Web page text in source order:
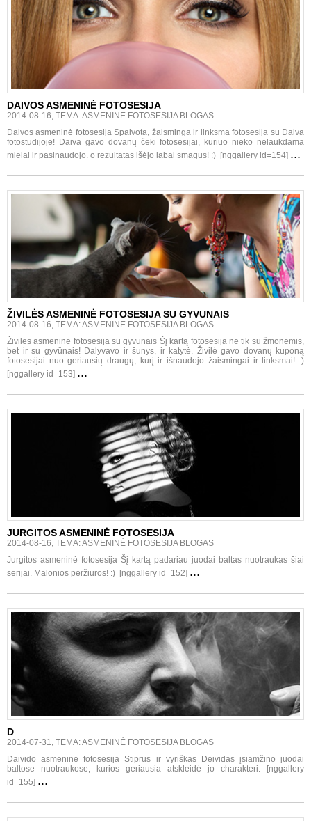
DAIVOS ASMENINĖ FOTOSESIJA
2014-08-16, TEMA: ASMENINĖ FOTOSESIJA BLOGAS
Daivos asmeninė fotosesija Spalvota, žaisminga ir linksma fotosesija su Daiva
fotostudijoje! Daiva gavo dovanų čeki fotosesijai, kuriuo nieko nelaukdama
mielai ir pasinaudojo. o rezultatas išėjo labai smagus! :) [nggallery id=154] ...
ŽIVILĖS ASMENINĖ FOTOSESIJA SU GYVUNAIS
2014-08-16, TEMA: ASMENINĖ FOTOSESIJA BLOGAS
Živilės asmeninė fotosesija su gyvunais Šį kartą fotosesija ne tik su žmonėmis,
bet ir su gyvūnais! Dalyvavo ir šunys, ir katytė. Živilė gavo dovanų kuponą
fotosesijai nuo geriausių draugų, kurį ir išnaudojo žaismingai ir linksmai! :)
[nggallery id=153] ...
JURGITOS ASMENINĖ FOTOSESIJA
2014-08-16, TEMA: ASMENINĖ FOTOSESIJA BLOGAS
Jurgitos asmeninė fotosesija Šį kartą padariau juodai baltas nuotraukas šiai
serijai. Malonios peržiūros! :) [nggallery id=152] ...
D
2014-07-31, TEMA: ASMENINĖ FOTOSESIJA BLOGAS
Daivido asmeninė fotosesija Stiprus ir vyriškas Deividas įsiamžino juodai
baltose nuotraukose, kurios geriausia atskleidė jo charakteri. [nggallery
id=155] ...